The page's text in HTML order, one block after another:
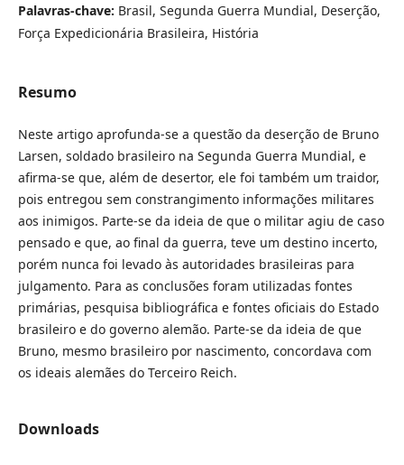
Palavras-chave: Brasil, Segunda Guerra Mundial, Deserção,
Força Expedicionária Brasileira, História
Resumo
Neste artigo aprofunda-se a questão da deserção de Bruno
Larsen, soldado brasileiro na Segunda Guerra Mundial, e
afirma-se que, além de desertor, ele foi também um traidor,
pois entregou sem constrangimento informações militares
aos inimigos. Parte-se da ideia de que o militar agiu de caso
pensado e que, ao final da guerra, teve um destino incerto,
porém nunca foi levado às autoridades brasileiras para
julgamento. Para as conclusões foram utilizadas fontes
primárias, pesquisa bibliográfica e fontes oficiais do Estado
brasileiro e do governo alemão. Parte-se da ideia de que
Bruno, mesmo brasileiro por nascimento, concordava com
os ideais alemães do Terceiro Reich.
Downloads